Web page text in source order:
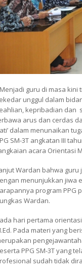
guru di masa
unggul dalam
kepribadian dan
arus dan cerdas
dalam menunaikan
SM-3T angkatan III
acara Orientasi
Wardan bahwa
menunjukkan jiwa
program PPG
Wardan.
hari pertama orientasi
Pada materi yang
PPG SM-3T yang
sudah tidak